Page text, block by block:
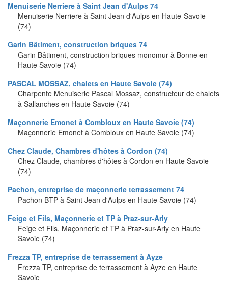
Menuiserie Nerriere à Saint Jean d'Aulps 74
Menuiserie Nerriere à Saint Jean d'Aulps en Haute-Savoie
(74)
Garin Bâtiment, construction briques 74
Garin Bâtiment, construction briques monomur à Bonne en
Haute Savoie (74)
PASCAL MOSSAZ, chalets en Haute Savoie (74)
Charpente Menuiserie Pascal Mossaz, constructeur de chalets
à Sallanches en Haute Savoie (74)
Maçonnerie Emonet à Combloux en Haute Savoie (74)
Maçonnerie Emonet à Combloux en Haute Savoie (74)
Chez Claude, Chambres d'hôtes à Cordon (74)
Chez Claude, chambres d'hôtes à Cordon en Haute Savoie
(74)
Pachon, entreprise de maçonnerie terrassement 74
Pachon BTP à Saint Jean d'Aulps en Haute Savoie (74)
Feige et Fils, Maçonnerie et TP à Praz-sur-Arly
Feige et Fils, Maçonnerie et TP à Praz-sur-Arly en Haute
Savoie (74)
Frezza TP, entreprise de terrassement à Ayze
Frezza TP, entreprise de terrassement à Ayze en Haute
Savoie